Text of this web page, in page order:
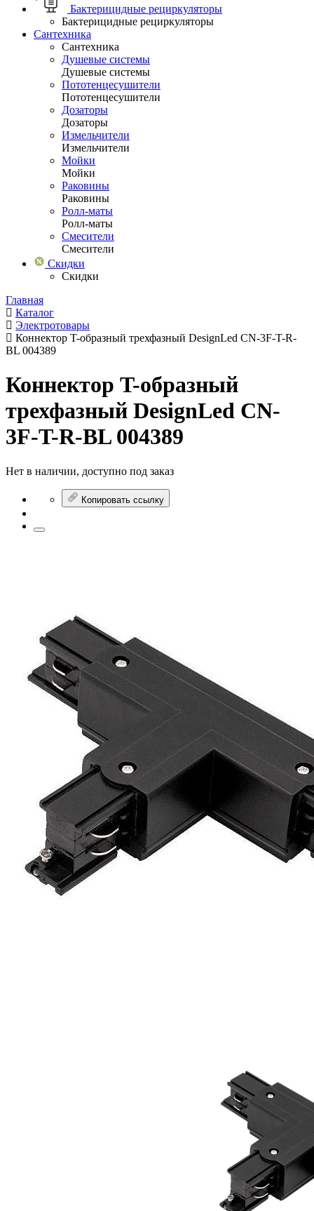
Бактерицидные рециркуляторы
Бактерицидные рециркуляторы
Сантехника
Сантехника
Душевые системы
Душевые системы
Пототенцесушители
Пототенцесушители
Дозаторы
Дозаторы
Измельчители
Измельчители
Мойки
Мойки
Раковины
Раковины
Ролл-маты
Ролл-маты
Смесители
Смесители
Скидки
Скидки
Главная
Каталог
Электротовары
Коннектор T-образный трехфазный DesignLed CN-3F-T-R-
BL 004389
Коннектор T-образный
трехфазный DesignLed CN-
3F-T-R-BL 004389
Нет в наличии, доступно под заказ
Копировать ссылку